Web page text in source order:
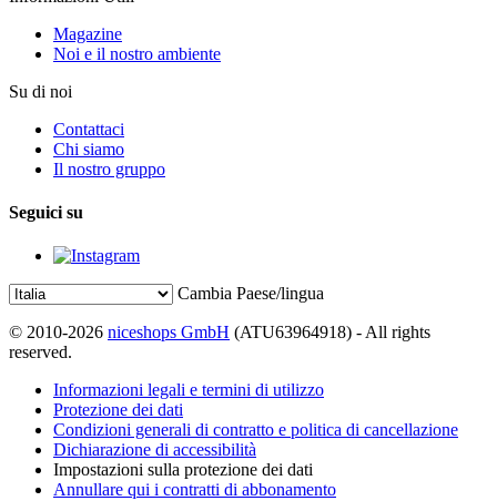
Magazine
Noi e il nostro ambiente
Su di noi
Contattaci
Chi siamo
Il nostro gruppo
Seguici su
Cambia Paese/lingua
© 2010-2026 niceshops GmbH (ATU63964918) - All rights
reserved.
Informazioni legali e termini di utilizzo
Protezione dei dati
Condizioni generali di contratto e politica di cancellazione
Dichiarazione di accessibilità
Impostazioni sulla protezione dei dati
Annullare qui i contratti di abbonamento